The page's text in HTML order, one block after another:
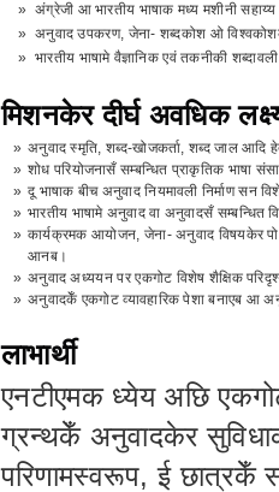
» अंग्रेजी आ भारतीय भाषाक मध्य मशीनी
» अनुवाद उपकरण, जेना- शब्दकोश ओ
» भारतीय भाषामे वैज्ञानिक एवं तकनीकी
मिशनकेर दीर्घ अवधिक
» अनुवाद स्मृति, शब्द-खोजकर्ता, शब्द जाल
» शोध परियोजनासँ सम्बन्धित प्राकृतिक भाषा
» दू भाषाक बीच अनुवाद नियमावली निर्माण सन
» भारतीय भाषामे अनुवाद वा अनुवादसँ
» कार्यक्रमक आयोजन, जेना- अनुवाद विषयकेर
आनब।
» अनुवाद अध्ययन पर एकगोट विशेष शैक्षिक
» अनुवादकेँ एकगोट व्यावहारिक पेशा बनाएब आ
लाभार्थी
एनटीएमक ध्येय अछि
ग्रन्थकेँ अनुवादकेर
परिणामस्वरूप, ई छात्रकेँ